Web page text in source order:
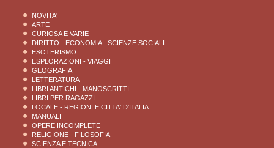
NOVITA'
ARTE
CURIOSA E VARIE
DIRITTO - ECONOMIA - SCIENZE SOCIALI
ESOTERISMO
ESPLORAZIONI - VIAGGI
GEOGRAFIA
LETTERATURA
LIBRI ANTICHI - MANOSCRITTI
LIBRI PER RAGAZZI
LOCALE - REGIONI E CITTA' D'ITALIA
MANUALI
OPERE INCOMPLETE
RELIGIONE - FILOSOFIA
SCIENZA E TECNICA